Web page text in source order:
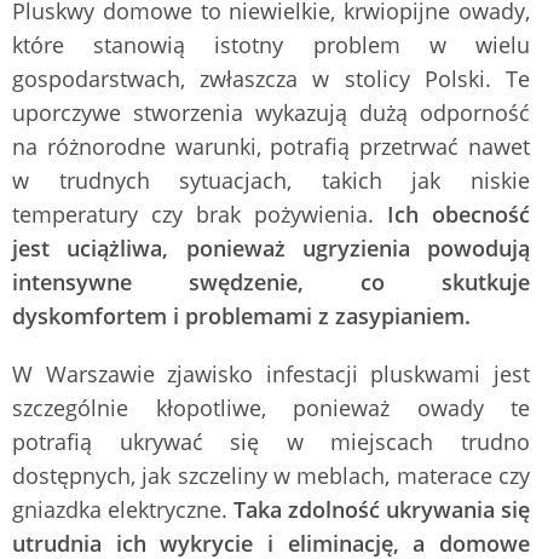
Pluskwy domowe to niewielkie, krwiopijne owady,
które stanowią istotny problem w wielu
gospodarstwach, zwłaszcza w stolicy Polski. Te
uporczywe stworzenia wykazują dużą odporność
na różnorodne warunki, potrafią przetrwać nawet
w trudnych sytuacjach, takich jak niskie
temperatury czy brak pożywienia. Ich obecność
jest uciążliwa, ponieważ ugryzienia powodują
intensywne swędzenie, co skutkuje
dyskomfortem i problemami z zasypianiem.
W Warszawie zjawisko infestacji pluskwami jest
szczególnie kłopotliwe, ponieważ owady te
potrafią ukrywać się w miejscach trudno
dostępnych, jak szczeliny w meblach, materace czy
gniazdka elektryczne. Taka zdolność ukrywania się
utrudnia ich wykrycie i eliminację, a domowe